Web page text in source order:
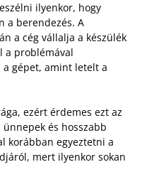
ilyenkor, hogy
a berendezés. A
a cég vállalja a készülék
a problémával
a gépet, amint letelt a
ezért érdemes ezt az
és hosszabb
korábban egyeztetni a
mert ilyenkor sokan